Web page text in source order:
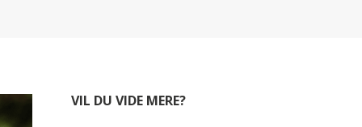
VIL DU VIDE MERE?